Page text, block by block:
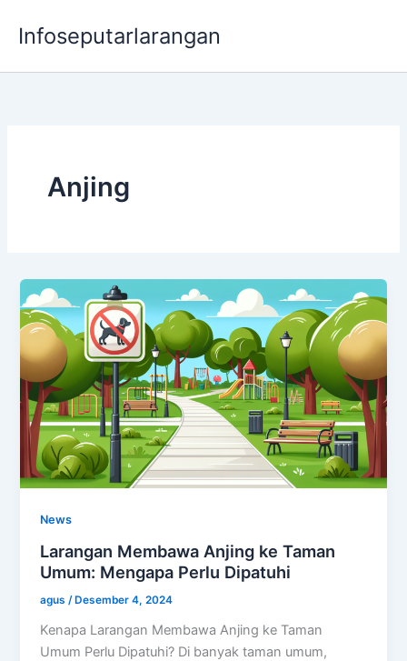
Infoseputarlarangan
Anjing
News
Larangan Membawa Anjing ke Taman
Umum: Mengapa Perlu Dipatuhi
agus/ Desember 4, 2024
Kenapa Larangan Membawa Anjing ke Taman
Umum Perlu Dipatuhi? Di banyak taman umum,